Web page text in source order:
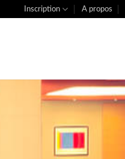
Inscription A propos